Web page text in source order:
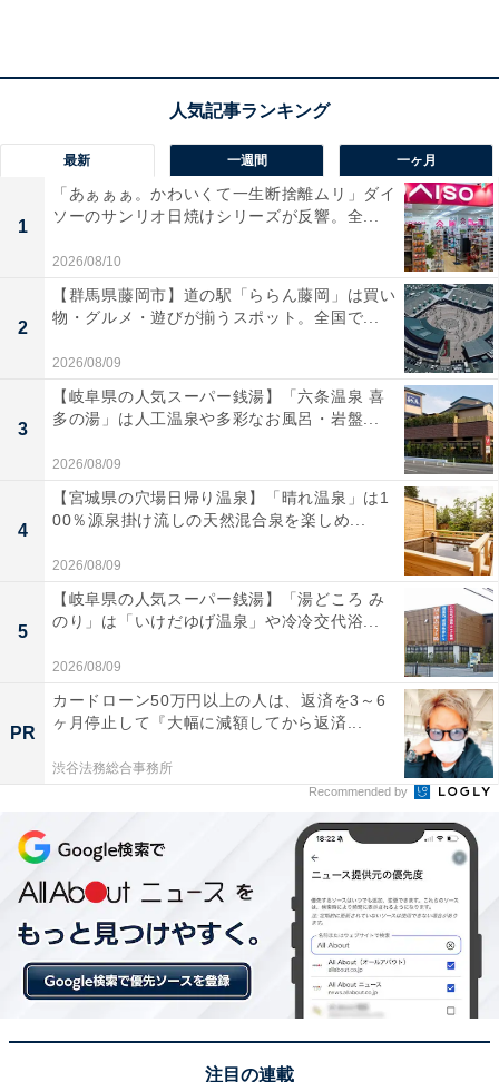
学生以上だけが利用できるプレミアムなスパ施設「アク
アテラス」へ足を運びましょう。岩塩ドライやナノミス
ト、ラドンミストなど、趣の異なる5種類のサウナで、
旅の疲れを解きほぐしながら心身を深く整えることがで
きます。喉を潤す無料のドリンクサービスも用意されて
おり、夕食前のひとときを贅沢なリラックスタイムとし
て過ごせるのが大きな魅力です。
有馬随一の絶景を望む「展望大浴苑 雲海」と名湯
「金泉」
有馬随一の絶景を堪能
●回答者コメント
最上階の浴場が見晴らしがよく、気持ち良く入浴す
ることができました。肌に良い感じがしました
階（9階）にある「展望大浴苑 雲海」へ向かうのがおす
最新 一週間 一ヶ月
1
「あぁぁぁ。かわいくて一生断捨離ムリ」ダイ
ソーのサンリオ日焼けシリーズが反響。全...
2026/08/10
2
【群馬県藤岡市】道の駅「ららん藤岡」は買い
物・グルメ・遊びが揃うスポット。全国で...
2026/08/09
3
【岐阜県の人気スーパー銭湯】「六条温泉 喜
多の湯」は人工温泉や多彩なお風呂・岩盤...
2026/08/09
4
【宮城県の穴場日帰り温泉】「晴れ温泉」は1
00％源泉掛け流しの天然混合泉を楽しめ...
2026/08/09
5
【岐阜県の人気スーパー銭湯】「湯どころ み
のり」は「いけだゆげ温泉」や冷冷交代浴...
2026/08/09
PR
カードローン50万円以上の人は、返済を3～6
ヶ月停止して『大幅に減額してから返済...
渋谷法務総合事務所
Recommended by
注目の連載